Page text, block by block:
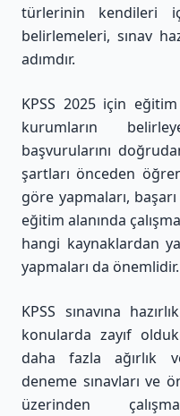
türlerinin kendileri
belirlemeleri, sınav
adımdır.
KPSS 2025 için
kurumların
başvurularını
şartları önceden
göre yapmaları, başarı
eğitim alanında
hangi kaynaklardan
yapmaları da önemlidir.
KPSS sınavına
konularda zayıf
daha fazla ağırlık
deneme sınavları ve
üzerinden